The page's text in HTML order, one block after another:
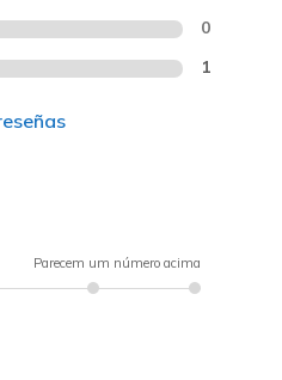
0
1
Parecem um número acima